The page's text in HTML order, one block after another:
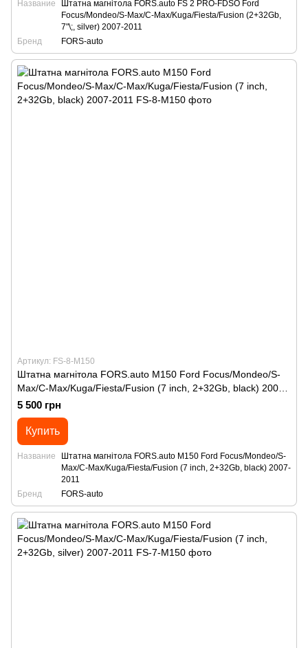
Название
Штатна магнітола FORS.auto FS 2 PRO-FDSO Ford
Focus/Mondeo/S-Max/C-Max/Kuga/Fiesta/Fusion (2+32Gb,
7"\;, silver) 2007-2011
Бренд
FORS-auto
Артикул: FS-8-M150
Штатна магнітола FORS.auto M150 Ford Focus/Mondeo/S-
Max/C-Max/Kuga/Fiesta/Fusion (7 inch, 2+32Gb, black) 2007-
2011
5 500 грн
Купить
Название
Штатна магнітола FORS.auto M150 Ford Focus/Mondeo/S-
Max/C-Max/Kuga/Fiesta/Fusion (7 inch, 2+32Gb, black) 2007-
2011
Бренд
FORS-auto